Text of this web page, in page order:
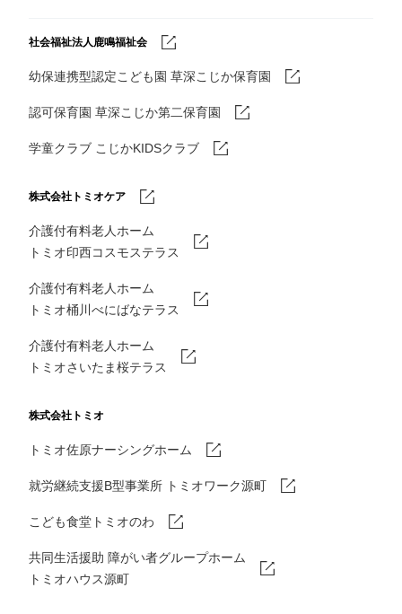
社会福祉法人鹿鳴福祉会
幼保連携型認定こども園 草深こじか保育園
認可保育園 草深こじか第二保育園
学童クラブ こじかKIDSクラブ
株式会社トミオケア
介護付有料老人ホーム
トミオ印西コスモステラス
介護付有料老人ホーム
トミオ桶川べにばなテラス
介護付有料老人ホーム
トミオさいたま桜テラス
株式会社トミオ
トミオ佐原ナーシングホーム
就労継続支援B型事業所 トミオワーク源町
こども食堂トミオのわ
共同生活援助 障がい者グループホーム
トミオハウス源町